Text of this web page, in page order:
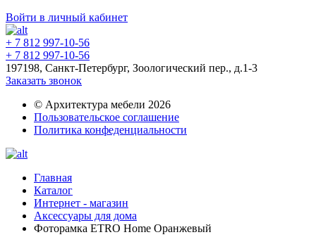
Войти в личный кабинет
+ 7 812 997-10-56
+ 7 812 997-10-56
197198, Санкт-Петербург, Зоологический пер., д.1-3
Заказать звонок
© Архитектура мебели 2026
Пользовательское соглашение
Политика конфеденциальности
Главная
Каталог
Интернет - магазин
Аксессуары для дома
Фоторамка ETRO Home Оранжевый